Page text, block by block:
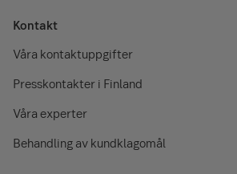
Kontakt
Våra kontaktuppgifter
Presskontakter i Finland
Våra experter
Behandling av kundklagomål